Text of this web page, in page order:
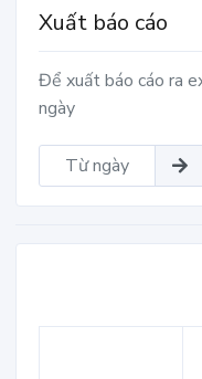
Xuất báo cáo
Để xuất báo cáo ra
ngày